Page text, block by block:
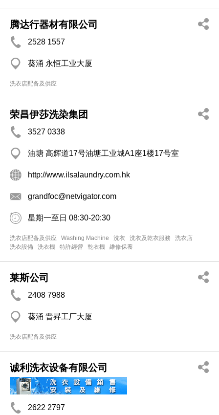
腾达行器材有限公司
2528 1557
葵涌 永恒工业大厦
洗衣店配备及供应
荣昌伊莎洗染集团
3527 0338
油塘 高辉道17号油塘工业城A1座1楼17号室
http://www.ilsalaundry.com.hk
grandfoc@netvigator.com
星期一至日 08:30-20:30
洗衣店配备及供应 Washing Machine 洗衣 洗衣及乾衣服務
洗衣店
洗衣設備
洗衣機 特許經營 乾衣機 維修保養
莱斯公司
2408 7988
葵涌 晋昇工厂大厦
洗衣店配备及供应
诚利洗衣设备有限公司
2622 2797